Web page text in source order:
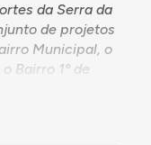
da Serra da
de projetos
Municipal, o
Bairro 1º de
de